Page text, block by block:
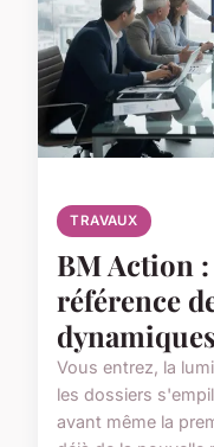
TRAVAUX
BM Action
référence
Vous entrez, la
les dossiers
avant même la